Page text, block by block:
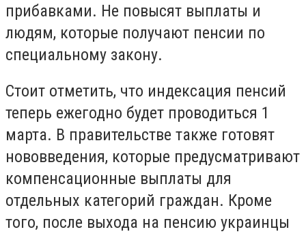
прибавками. Не повысят выплаты и
людям, которые получают пенсии по
специальному закону.
Стоит отметить, что индексация пенсий
теперь ежегодно будет проводиться 1
марта. В правительстве также готовят
нововведения, которые предусматривают
компенсационные выплаты для
отдельных категорий граждан. Кроме
того, после выхода на пенсию украинцы